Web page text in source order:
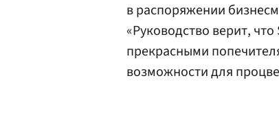
в распоряжении
«Руководство верит,
прекрасными
возможности для